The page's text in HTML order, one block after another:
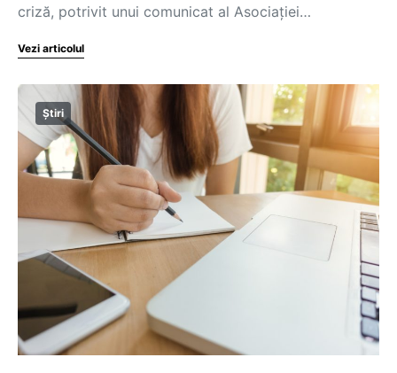
criză, potrivit unui comunicat al Asociației…
Vezi articolul
Știri